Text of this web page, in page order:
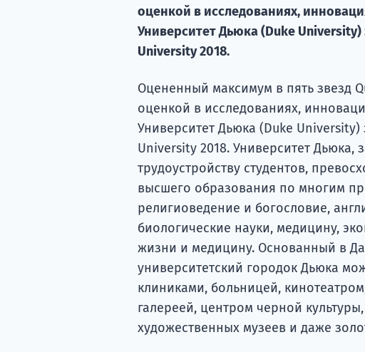
оценкой в ​​исследованиях,
Университет Дьюка (Duke University)
University 2018.
Оцененный максимум в пять звезд
оценкой в ​​исследованиях,
Университет Дьюка (Duke University)
University 2018. Университет
трудоустройству студентов,
высшего образования по многим
религиоведение и богословие,
биологические науки, медицину,
жизни и медицину. Основанный в
университетский городок Дьюка
клиниками, больницей,
галереей, центром черной
художественных музеев и даже